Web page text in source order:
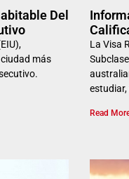
Del
más
La Visa
Read